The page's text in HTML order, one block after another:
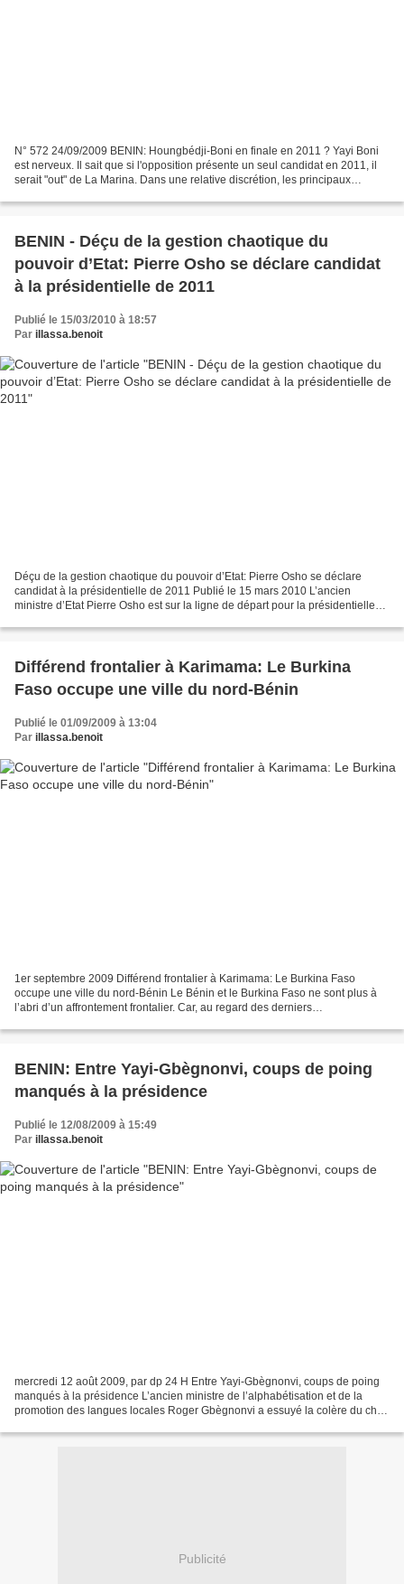
N° 572 24/09/2009 BENIN: Houngbédji-Boni en finale en 2011 ? Yayi Boni
est nerveux. Il sait que si l'opposition présente un seul candidat en 2011, il
serait "out" de La Marina. Dans une relative discrétion, les principaux
BENIN - Déçu de la gestion chaotique du
pouvoir d’Etat: Pierre Osho se déclare candidat
à la présidentielle de 2011
Publié le 15/03/2010 à 18:57
Par illassa.benoit
Déçu de la gestion chaotique du pouvoir d’Etat: Pierre Osho se déclare
candidat à la présidentielle de 2011 Publié le 15 mars 2010 L’ancien
ministre d’Etat Pierre Osho est sur la ligne de départ pour la présidentielle
Différend frontalier à Karimama: Le Burkina
Faso occupe une ville du nord-Bénin
Publié le 01/09/2009 à 13:04
Par illassa.benoit
1er septembre 2009 Différend frontalier à Karimama: Le Burkina Faso
occupe une ville du nord-Bénin Le Bénin et le Burkina Faso ne sont plus à
l’abri d’un affrontement frontalier. Car, au regard des derniers
BENIN: Entre Yayi-Gbègnonvi, coups de poing
manqués à la présidence
Publié le 12/08/2009 à 15:49
Par illassa.benoit
mercredi 12 août 2009, par dp 24 H Entre Yayi-Gbègnonvi, coups de poing
manqués à la présidence L’ancien ministre de l’alphabétisation et de la
promotion des langues locales Roger Gbègnonvi a essuyé la colère du chef
Publicité